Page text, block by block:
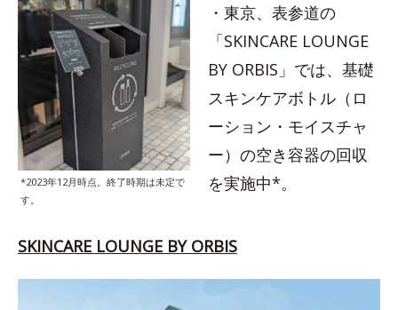
*2023年12月時点。終了時期は未定で
す。
・東京、表参道の
「SKINCARE LOUNGE
BY ORBIS」では、基礎
スキンケアボトル（ロ
ーション・モイスチャ
ー）の空き容器の回収
を実施中*。
SKINCARE LOUNGE BY ORBIS